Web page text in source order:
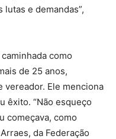
e demandas”,
como
de 25 anos,
Ele menciona
êxito. “Não esqueço
começava, como
da Federação